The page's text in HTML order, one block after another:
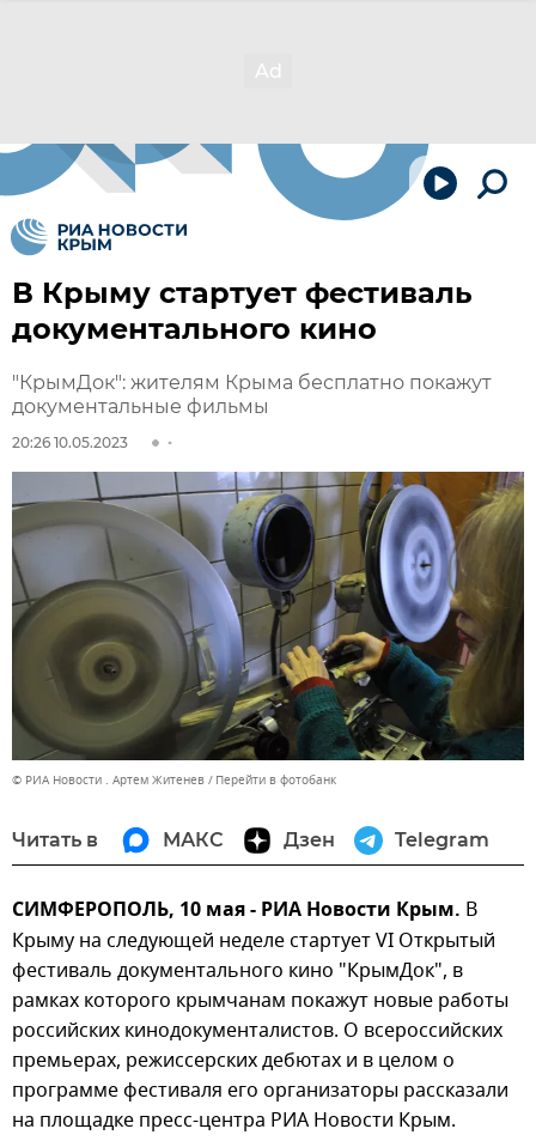
В Крыму стартует фестиваль
документального кино
"КрымДок": жителям Крыма бесплатно покажут
документальные фильмы
20:26 10.05.2023
© РИА Новости . Артем Житенев Перейти в фотобанк
Читать в МАКС Дзен Telegram
СИМФЕРОПОЛЬ, 10 мая - РИА Новости Крым. В
Крыму на следующей неделе стартует VI Открытый
фестиваль документального кино "КрымДок", в
рамках которого крымчанам покажут новые работы
российских кинодокументалистов. О всероссийских
премьерах, режиссерских дебютах и в целом о
программе фестиваля его организаторы рассказали
на площадке пресс-центра РИА Новости Крым.